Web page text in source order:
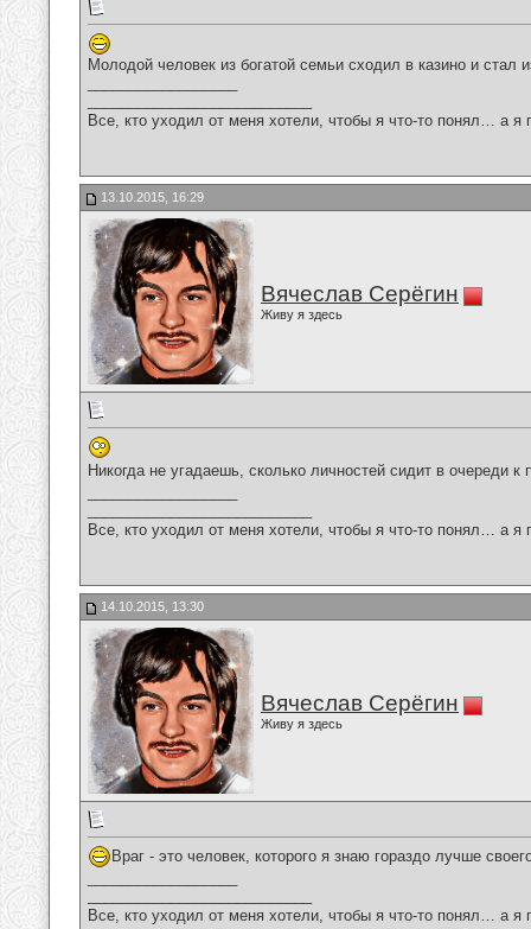
Молодой человек из богатой семьи сходил в казино и стал
Все, кто уходил от меня хотели, чтобы я что-то понял… а
13.10.2015, 16:29
Вячеслав Серёгин
Живу я здесь
Никогда не угадаешь, сколько личностей сидит в очереди к
Все, кто уходил от меня хотели, чтобы я что-то понял… а
14.10.2015, 13:30
Вячеслав Серёгин
Живу я здесь
Враг - это человек, которого я знаю гораздо лучше
Все, кто уходил от меня хотели, чтобы я что-то понял… а